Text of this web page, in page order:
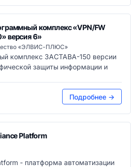
комплекс «VPN/FW
версия 6»
«ЭЛВИС-ПЛЮС»
комплекс ЗАСТАВА-150 версии
защиты информации и
Подробнее →
Platform
- платформа автоматизации